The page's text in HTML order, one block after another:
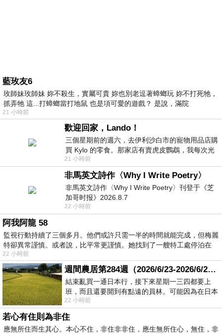
藍玫友6
玫師妹玫師妹 妳不殺生，實屬可貴 妳也別老逗著蟑螂玩 妳不打死牠，
抓弄牠 這...打蟑螂當打地鼠 也是項可愛的遊戲？ 是說，滿院
21 小時前
歡迎回家，Lando！
三個星期前的週六，去伊利沙白市的寵物用品店購
買 Kylo 的零食。那家店有賣虎皮鸚鵡，我每次光
顧都會去看一下。他們偶爾會引進 C
21 小時前
非馬英文詩作〈Why I Write Poetry〉
非馬英文詩作〈Why I Write Poetry〉刊登于《芝
加哥时报》2026.8.7
22 小時前
阿我阿龍 58
監視行動持續了三個多月。他們或許只需一半的時間就能完成，但梅麗
特卻異常謹慎。或者說，比平常更謹慎。她找到了一艘特工處停泊在
22 小時前
週間農居第284週（2026/6/23-2026/6/24) 夏至 金黃稻浪洋溢豐收喜悅
結束亂買一通日本行，接下來星期一三四都要上
班，而且還要開到有點遠的員林。可能因為在日本
花不少錢，星期一出門上班時，心裡沒有一
22 小時前
若心有住則為非住
應無所住而生其心。本心不住，非住非非住，應生無所住心，無住，非